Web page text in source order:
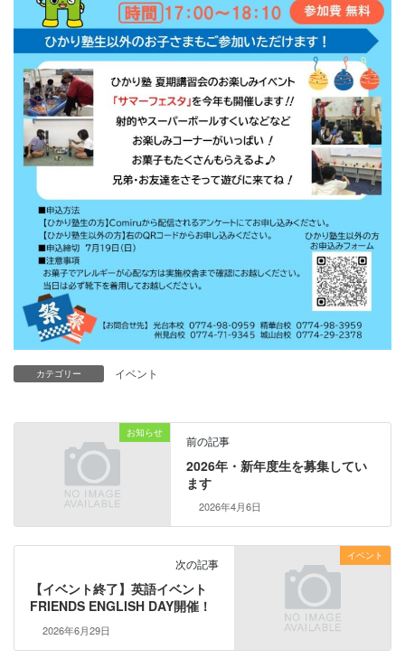
カテゴリー イベント
お知らせ
前の記事
2026年・新年度生を募集してい
ます
2026年4月6日
イベント
次の記事
【イベント終了】英語イベント
FRIENDS ENGLISH DAY開催！
2026年6月29日